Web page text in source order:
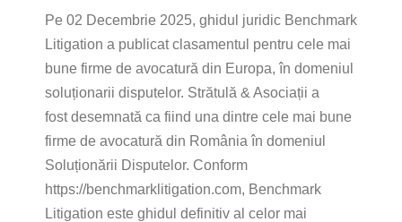
Pe 02 Decembrie 2025, ghidul juridic Benchmark
Litigation a publicat clasamentul pentru cele mai
bune firme de avocatură din Europa, în domeniul
soluționarii disputelor. Strătulă & Asociații a
fost desemnată ca fiind una dintre cele mai bune
firme de avocatură din România în domeniul
Soluționării Disputelor. Conform
https://benchmarklitigation.com, Benchmark
Litigation este ghidul definitiv al celor mai